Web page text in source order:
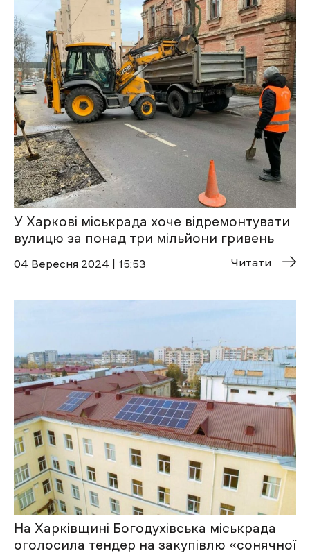
У Харкові міськрада хоче відремонтувати
вулицю за понад три мільйони гривень
04 Вересня 2024 | 15:53 Читати
На Харківщині Богодухівська міськрада
оголосила тендер на закупівлю «сонячної